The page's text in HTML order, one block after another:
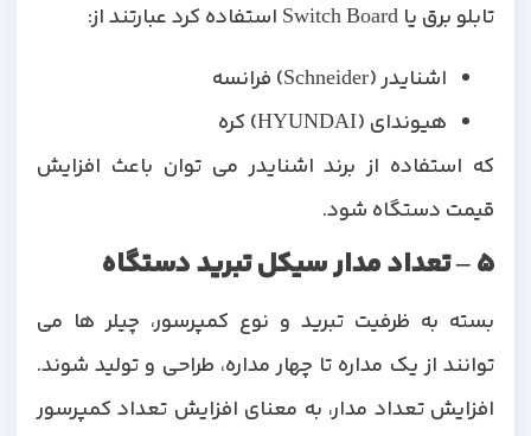
تابلو برق یا Switch Board استفاده کرد عبارتند از:
اشنایدر (Schneider) فرانسه
هیوندای (HYUNDAI) کره
که استفاده از برند اشنایدر می توان باعث افزایش
قیمت دستگاه شود.
5 – تعداد مدار سیکل تبرید دستگاه
بسته به ظرفیت تبرید و نوع کمپرسور، چیلر ها می
توانند از یک مداره تا چهار مداره، طراحی و تولید شوند.
افزایش تعداد مدار، به معنای افزایش تعداد کمپرسور